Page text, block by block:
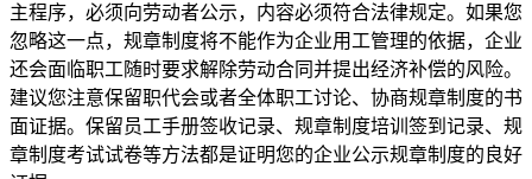
主程序，必须向劳动者公示，内容必须符合法律规定。如果您
忽略这一点，规章制度将不能作为企业用工管理的依据，企业
还会面临职工随时要求解除劳动合同并提出经济补偿的风险。
建议您注意保留职代会或者全体职工讨论、协商规章制度的书
面证据。保留员工手册签收记录、规章制度培训签到记录、规
章制度考试试卷等方法都是证明您的企业公示规章制度的良好